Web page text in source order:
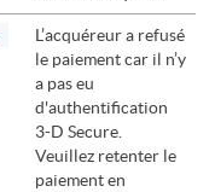
L’acquéreur a refusé
le paiement car il n’y
a pas eu
d'authentification
3-D Secure.
Veuillez retenter le
paiement en